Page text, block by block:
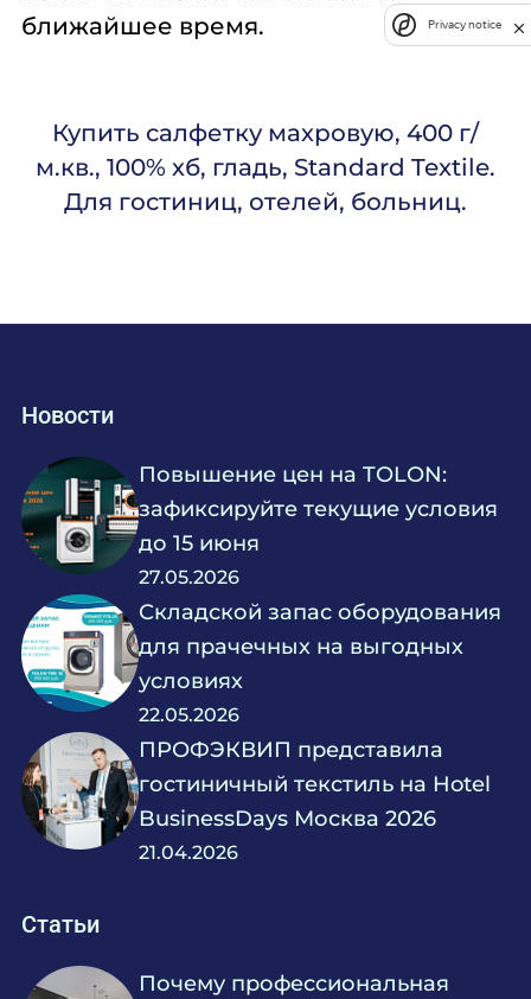
ближайшее время.
Купить салфетку махровую, 400 г/
м.кв., 100% хб, гладь, Standard Textile.
Для гостиниц, отелей, больниц.
Новости
Повышение цен на TOLON:
зафиксируйте текущие условия
до 15 июня
27.05.2026
Складской запас оборудования
для прачечных на выгодных
условиях
22.05.2026
ПРОФЭКВИП представила
гостиничный текстиль на Hotel
BusinessDays Москва 2026
21.04.2026
Статьи
Почему профессиональная
Privacy notice